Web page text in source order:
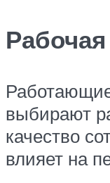
выбирают
качество
влияет на